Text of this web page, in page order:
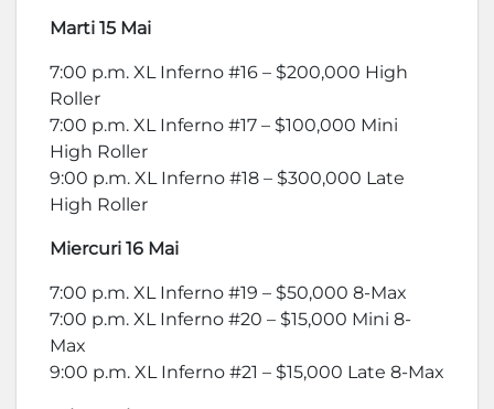
Marti 15 Mai
7:00 p.m. XL Inferno #16 – $200,000 High
Roller
7:00 p.m. XL Inferno #17 – $100,000 Mini
High Roller
9:00 p.m. XL Inferno #18 – $300,000 Late
High Roller
Miercuri 16 Mai
7:00 p.m. XL Inferno #19 – $50,000 8-Max
7:00 p.m. XL Inferno #20 – $15,000 Mini 8-
Max
9:00 p.m. XL Inferno #21 – $15,000 Late 8-Max